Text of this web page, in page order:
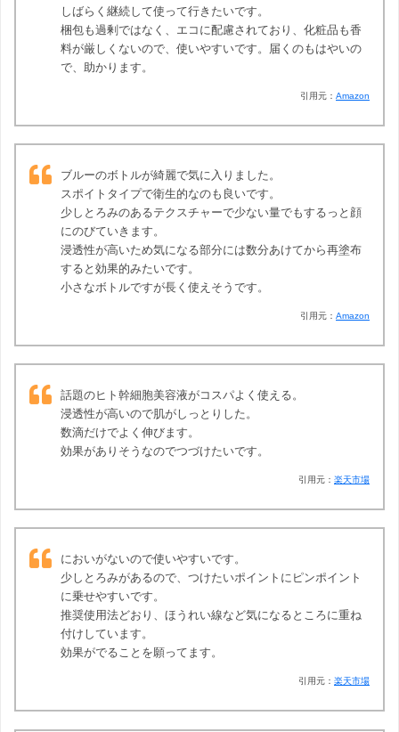
しばらく継続して使って行きたいです。
梱包も過剰ではなく、エコに配慮されており、化粧品も香
料が厳しくないので、使いやすいです。届くのもはやいの
で、助かります。
引用元： Amazon
ブルーのボトルが綺麗で気に入りました。
スポイトタイプで衛生的なのも良いです。
少しとろみのあるテクスチャーで少ない量でもするっと顔
にのびていきます。
浸透性が高いため気になる部分には数分あけてから再塗布
すると効果的みたいです。
小さなボトルですが長く使えそうです。
引用元： Amazon
話題のヒト幹細胞美容液がコスパよく使える。
浸透性が高いので肌がしっとりした。
数滴だけでよく伸びます。
効果がありそうなのでつづけたいです。
引用元： 楽天市場
においがないので使いやすいです。
少しとろみがあるので、つけたいポイントにピンポイント
に乗せやすいです。
推奨使用法どおり、ほうれい線など気になるところに重ね
付けしています。
効果がでることを願ってます。
引用元： 楽天市場